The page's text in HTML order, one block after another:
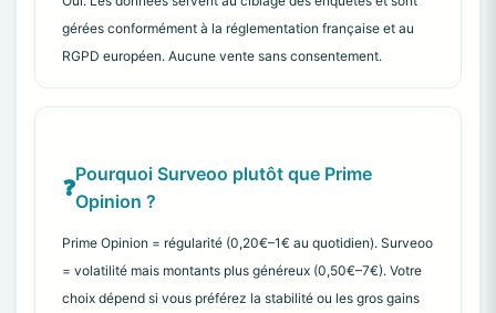
gérées conformément à la réglementation française et au
RGPD européen. Aucune vente sans consentement.
Pourquoi Surveoo plutôt que Prime
Opinion ?
Prime Opinion = régularité (0,20€–1€ au quotidien). Surveoo
= volatilité mais montants plus généreux (0,50€–7€). Votre
choix dépend si vous préférez la stabilité ou les gros gains